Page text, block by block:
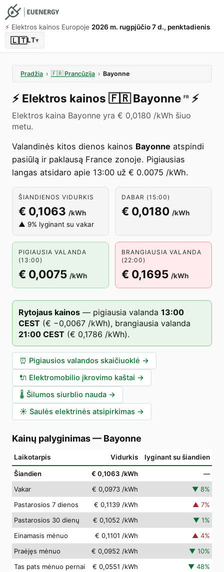
⚡️ Elektros kainos Europoje 2026 m. rugpjūčio 7 d., penktadienis
🇱🇹LT▾
Pradžia › 🇫🇷 Prancūzija › Bayonne
⚡️ Elektros kainos 🇫🇷 Bayonne FR ⚡️
Elektros kaina Bayonne yra € 0,0180 /kWh šiuo
metu.
Valandinės kitos dienos kainos Bayonne atspindi
pasiūlą ir paklausą France zonoje. Pigiausias
langas atsidaro apie 13:00 už € 0.0075 /kWh.
ŠIANDIENOS VIDURKIS
€ 0,1063 /kWh
▲ 9% lyginant su vakar
DABAR (15:00)
€ 0,0180 /kWh
PIGIAUSIA VALANDA
(13:00)
€ 0,0075 /kWh
BRANGIAUSIA VALANDA
(22:00)
€ 0,1695 /kWh
Rytojaus kainos — pigiausia valanda 13:00
CEST (€ −0,0067 /kWh), brangiausia valanda
21:00 CEST (€ 0,1786 /kWh).
⏰ Pigiausios valandos skaičiuoklė →
🔌 Elektromobilio įkrovimo kaštai →
🌡️ Šilumos siurblio nauda →
☀️ Saulės elektrinės atsipirkimas →
Kainų palyginimas— Bayonne
Laikotarpis Vidurkis lyginant su šiandien
Šiandien € 0,1063 /kWh
—
Vakar
€ 0,0973 /kWh ▼ 8%
Pastarosios 7 dienos
€ 0,1139 /kWh ▲ 7%
Pastarosios 30 dienų
€ 0,1052 /kWh ▼ 1%
Einamasis mėnuo
€ 0,1101 /kWh ▲ 4%
Praėjęs mėnuo
€ 0,0952 /kWh ▼ 10%
Tas pats mėnuo pernai
€ 0,0551 /kWh ▼ 48%